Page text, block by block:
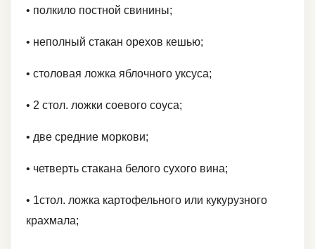
• полкило постной свинины;
• неполный стакан орехов кешью;
• столовая ложка яблочного уксуса;
• 2 стол. ложки соевого соуса;
• две средние моркови;
• четверть стакана белого сухого вина;
• 1стол. ложка картофельного или кукурузного
крахмала;